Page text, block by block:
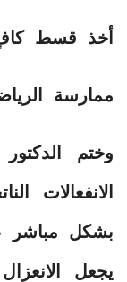
​أخذ قسط
​ممارسة
​وختم
الانفعالات
بشكل مباشر
يجعل